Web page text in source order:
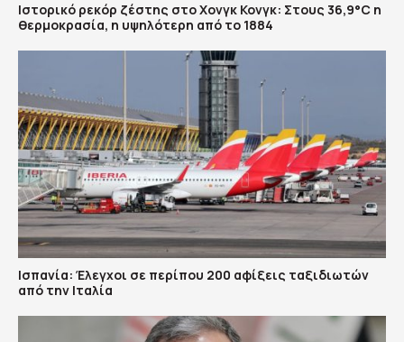
Ιστορικό ρεκόρ ζέστης στο Χονγκ Κονγκ: Στους 36,9°C η
θερμοκρασία, η υψηλότερη από το 1884
Ισπανία: Έλεγχοι σε περίπου 200 αφίξεις ταξιδιωτών
από την Ιταλία